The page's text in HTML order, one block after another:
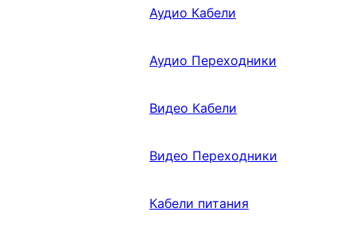
Аудио Кабели
Аудио Переходники
Видео Кабели
Видео Переходники
Кабели питания